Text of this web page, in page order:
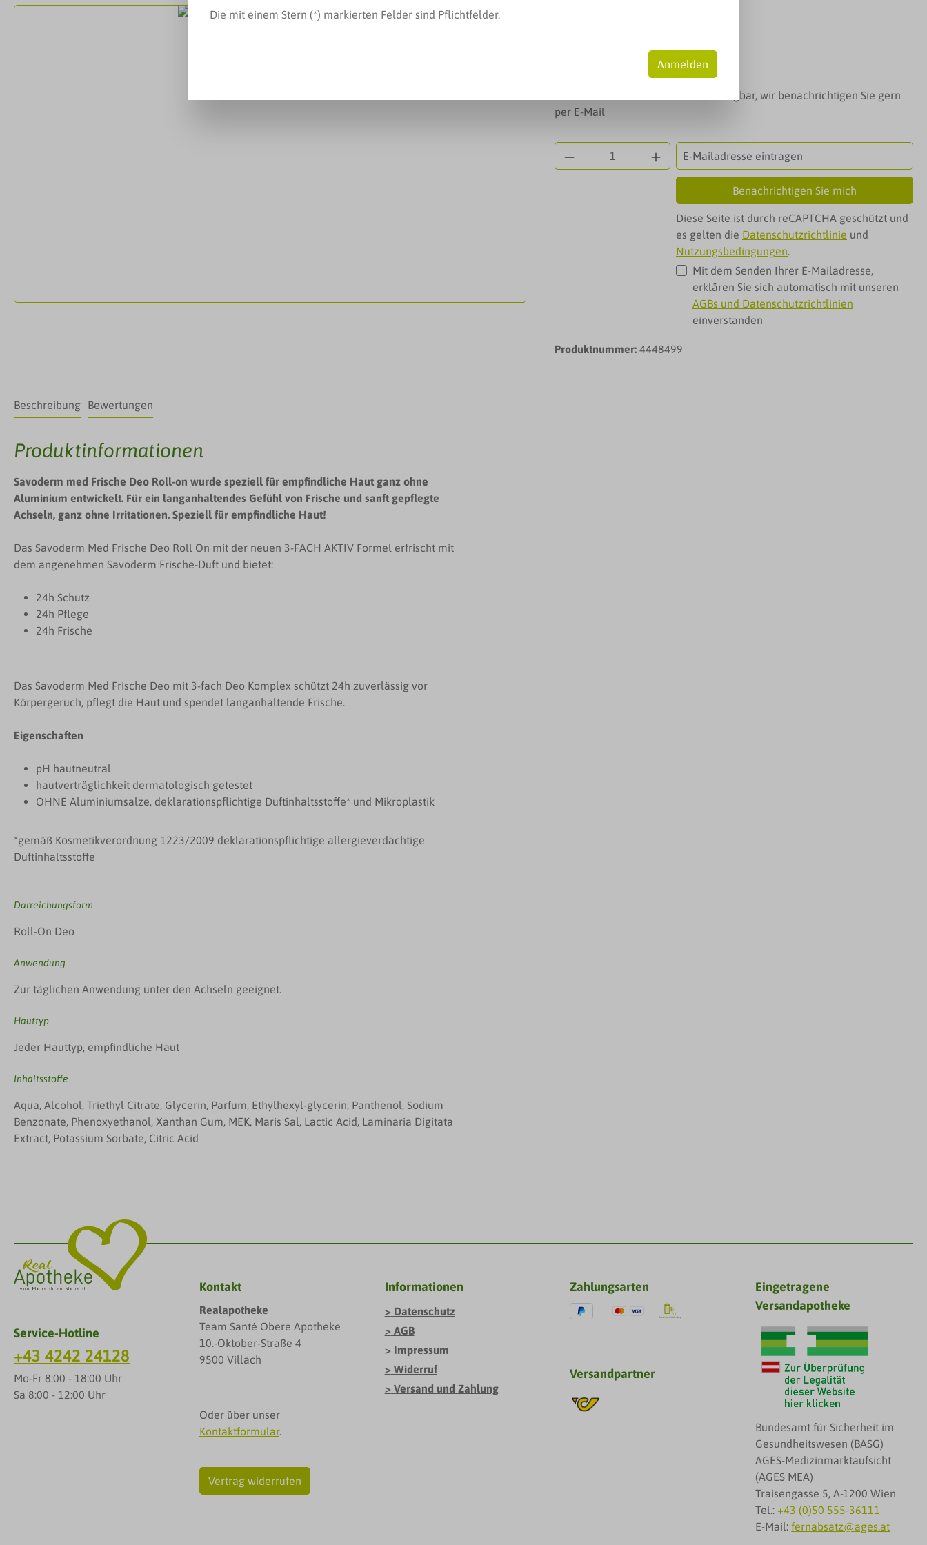
Preise inkl. MwSt. zzgl. Versandkosten
Derzeit ist das Produkt nicht verfügbar, wir benachrichtigen Sie gern
per E-Mail
Benachrichtigen Sie mich
Diese Seite ist durch reCAPTCHA geschützt und
es gelten die Datenschutzrichtlinie und
Nutzungsbedingungen.
Mit dem Senden Ihrer E-Mailadresse,
erklären Sie sich automatisch mit unseren
AGBs und Datenschutzrichtlinien
einverstanden
Produktnummer: 4448499
Beschreibung Bewertungen
Produktinformationen
Savoderm med Frische Deo Roll-on wurde speziell für empfindliche Haut ganz ohne
Aluminium entwickelt. Für ein langanhaltendes Gefühl von Frische und sanft gepflegte
Achseln, ganz ohne Irritationen. Speziell für empfindliche Haut!
Das Savoderm Med Frische Deo Roll On mit der neuen 3-FACH AKTIV Formel erfrischt mit
dem angenehmen Savoderm Frische-Duft und bietet:
24h Schutz
24h Pflege
24h Frische
Das Savoderm Med Frische Deo mit 3-fach Deo Komplex schützt 24h zuverlässig vor
Körpergeruch, pflegt die Haut und spendet langanhaltende Frische.
Eigenschaften
pH hautneutral
hautverträglichkeit dermatologisch getestet
OHNE Aluminiumsalze, deklarationspflichtige Duftinhaltsstoffe* und Mikroplastik
*gemäß Kosmetikverordnung 1223/2009 deklarationspflichtige allergieverdächtige
Duftinhaltsstoffe
Darreichungsform
Roll-On Deo
Anwendung
Zur täglichen Anwendung unter den Achseln geeignet.
Hauttyp
Jeder Hauttyp, empfindliche Haut
Inhaltsstoffe
Aqua, Alcohol, Triethyl Citrate, Glycerin, Parfum, Ethylhexyl-glycerin, Panthenol, Sodium
Benzonate, Phenoxyethanol, Xanthan Gum, MEK, Maris Sal, Lactic Acid, Laminaria Digitata
Extract, Potassium Sorbate, Citric Acid
Service-Hotline
+43 4242 24128
Mo-Fr 8:00 - 18:00 Uhr
Sa 8:00 - 12:00 Uhr
Kontakt
Realapotheke
Team Santé Obere Apotheke
10.-Oktober-Straße 4
9500 Villach
Oder über unser
Kontaktformular.
Vertrag widerrufen
Informationen
Datenschutz
AGB
Impressum
Widerruf
Versand und Zahlung
Zahlungsarten
Versandpartner
Eingetragene
Versandapotheke
Bundesamt für Sicherheit im
Gesundheitswesen (BASG)
AGES-Medizinmarktaufsicht
(AGES MEA)
Traisengasse 5, A-1200 Wien
Tel.:+43 (0)50 555-36111
E-Mail:fernabsatz@ages.at
Die mit einem Stern (*) markierten Felder sind Pflichtfelder.
Anmelden